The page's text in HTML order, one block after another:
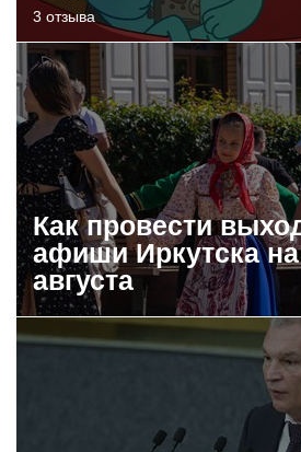
3 отзыва
Как провести
афиши Иркутска
августа